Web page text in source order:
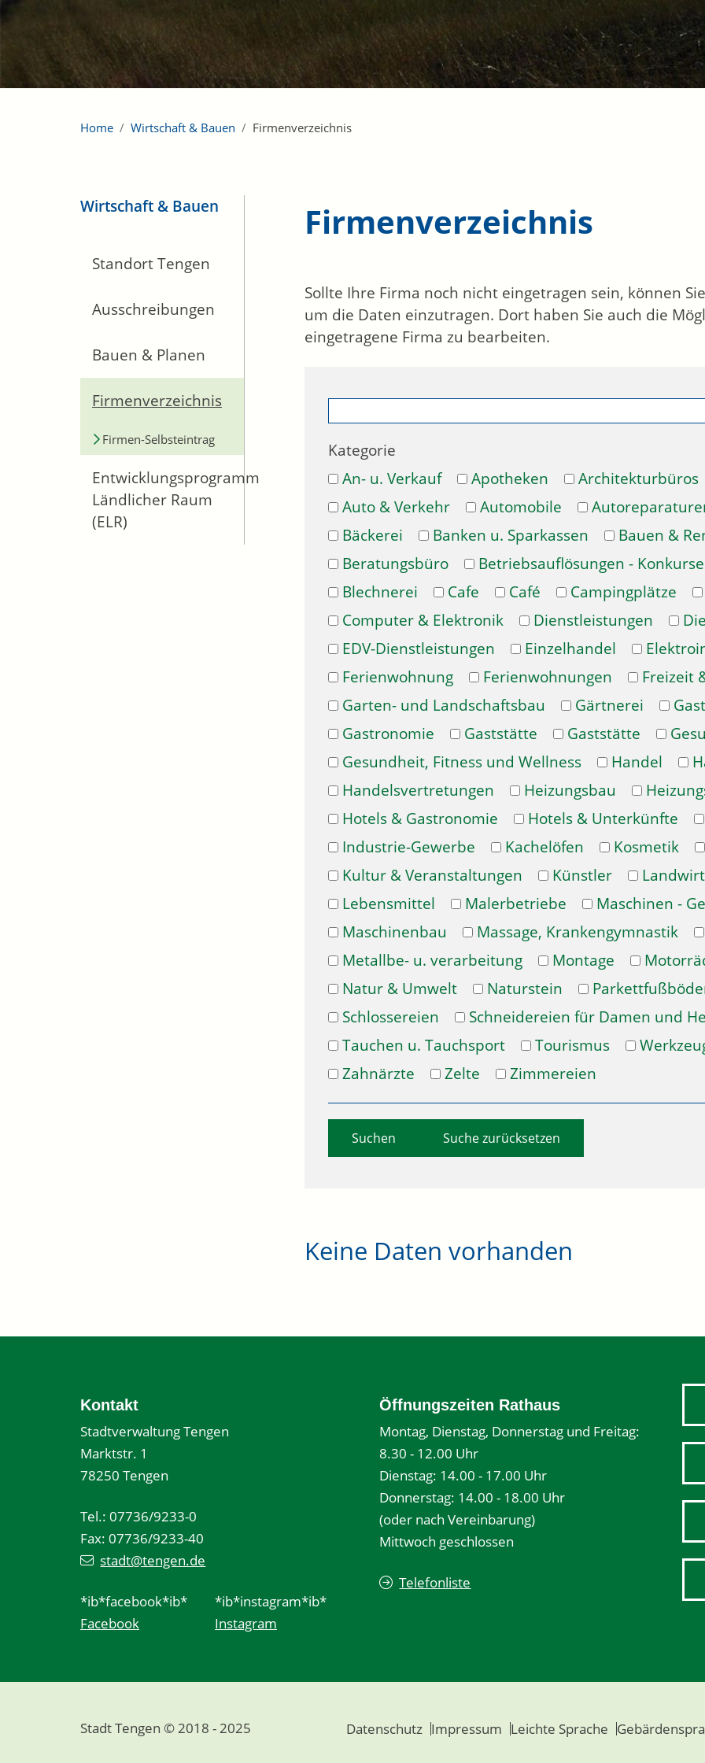
Home Wirtschaft & Bauen Firmenverzeichnis
Wirtschaft & Bauen
Standort Tengen
Ausschreibungen
Bauen & Planen
Firmenverzeichnis
Firmen-Selbsteintrag
Entwicklungsprogramm
Ländlicher Raum
(ELR)
Firmenverzeichnis
Sollte Ihre Firma noch nicht eingetragen sein, können
um die Daten einzutragen. Dort haben Sie auch die
eingetragene Firma zu bearbeiten.
Kategorie
An- u. Verkauf
Apotheken Architekturbüros
Auto & Verkehr
Automobile
Bäckerei
Banken u. Sparkassen Bauen &
Beratungsbüro
Betriebsauflösungen - Konkurse
Blechnerei
Cafe Café Campingplätze
Computer & Elektronik
Dienstleistungen
EDV-Dienstleistungen
Einzelhandel
Ferienwohnung
Ferienwohnungen Freizeit
Garten- und Landschaftsbau
Gärtnerei
Gastronomie
Gaststätte Gaststätte
Gesundheit, Fitness und Wellness
Handel
Handelsvertretungen
Heizungsbau
Hotels & Gastronomie
Hotels & Unterkünfte
Industrie-Gewerbe
Kachelöfen Kosmetik
Kultur & Veranstaltungen
Künstler
Lebensmittel
Malerbetriebe
Maschinen -
Maschinenbau
Massage, Krankengymnastik
Metallbe- u. verarbeitung
Montage
Natur & Umwelt
Naturstein
Schlossereien
Schneidereien für Damen und
Tauchen u. Tauchsport
Tourismus
Zahnärzte
Zelte Zimmereien
Suche zurücksetzen
Keine Daten vorhanden
Kontakt
Stadtverwaltung Tengen
Marktstr. 1
78250 Tengen
Tel.: 07736/9233-0
Fax: 07736/9233-40
stadt@tengen.de
*ib*facebook*ib*
Facebook
*ib*instagram*ib*
Instagram
Öffnungszeiten Rathaus
Montag, Dienstag, Donnerstag und Freitag:
8.30 - 12.00 Uhr
Dienstag: 14.00 - 17.00 Uhr
Donnerstag: 14.00 - 18.00 Uhr
(oder nach Vereinbarung)
Mittwoch geschlossen
Telefonliste
Stadt Tengen © 2018 - 2025 Datenschutz Impressum Leichte Sprache